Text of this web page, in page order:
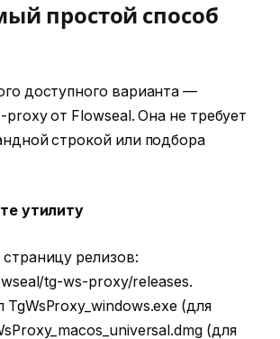
простой способ
доступного варианта —
от Flowseal. Она не требует
строкой или подбора
утилиту
релизов:
tg-ws-proxy/releases.
TgWsProxy_windows.exe (для
(для